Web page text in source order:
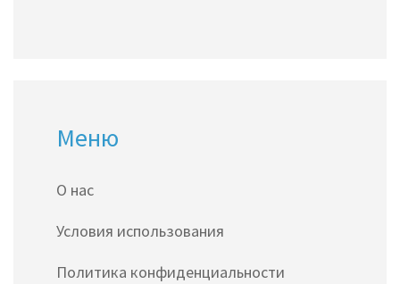
Меню
О нас
Условия использования
Политика конфиденциальности